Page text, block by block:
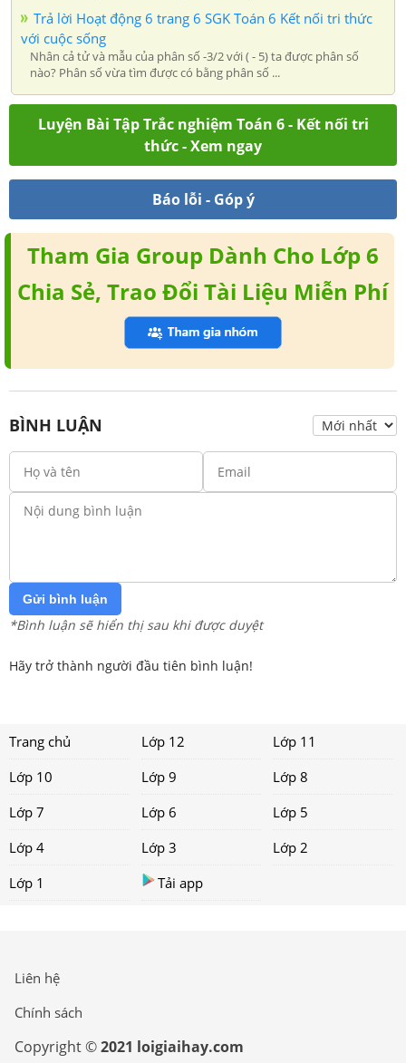
Trả lời Hoạt động 6 trang 6 SGK Toán 6 Kết nối tri thức
với cuộc sống
Nhân cả tử và mẫu của phân số -3/2 với ( - 5) ta được phân số
nào? Phân số vừa tìm được có bằng phân số ...
Luyện Bài Tập Trắc nghiệm Toán 6 - Kết nối tri
thức - Xem ngay
Báo lỗi - Góp ý
Tham Gia Group Dành Cho Lớp 6
Chia Sẻ, Trao Đổi Tài Liệu Miễn Phí
BÌNH LUẬN
Gửi bình luận
*Bình luận sẽ hiển thị sau khi được duyệt
Hãy trở thành người đầu tiên bình luận!
Trang chủ Lớp 12
Lớp 11
Lớp 10
Lớp 9
Lớp 8
Lớp 7
Lớp 6
Lớp 5
Lớp 4
Lớp 3
Lớp 2
Lớp 1
Tải app
Liên hệ
Chính sách
Copyright ©2021 loigiaihay.com